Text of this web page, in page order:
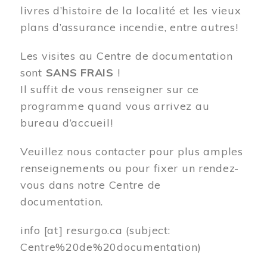
livres d’histoire de la localité et les vieux
plans d’assurance incendie, entre autres!
Les visites au Centre de documentation
sont SANS FRAIS !
Il suffit de vous renseigner sur ce
programme quand vous arrivez au
bureau d’accueil!
Veuillez nous contacter pour plus amples
renseignements ou pour fixer un rendez-
vous dans notre Centre de
documentation.
info [at] resurgo.ca (subject:
Centre%20de%20documentation)